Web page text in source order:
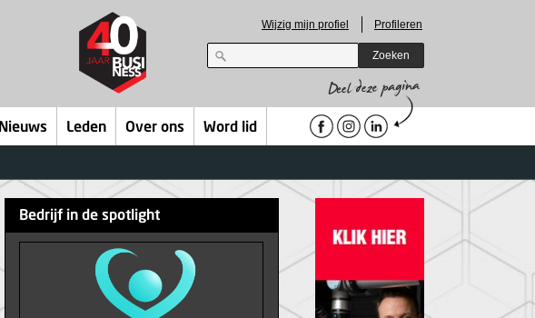
Wijzig mijn profiel Profileren
Zoeken
Nieuws Leden Over ons Word lid
Bedrijf in de spotlight